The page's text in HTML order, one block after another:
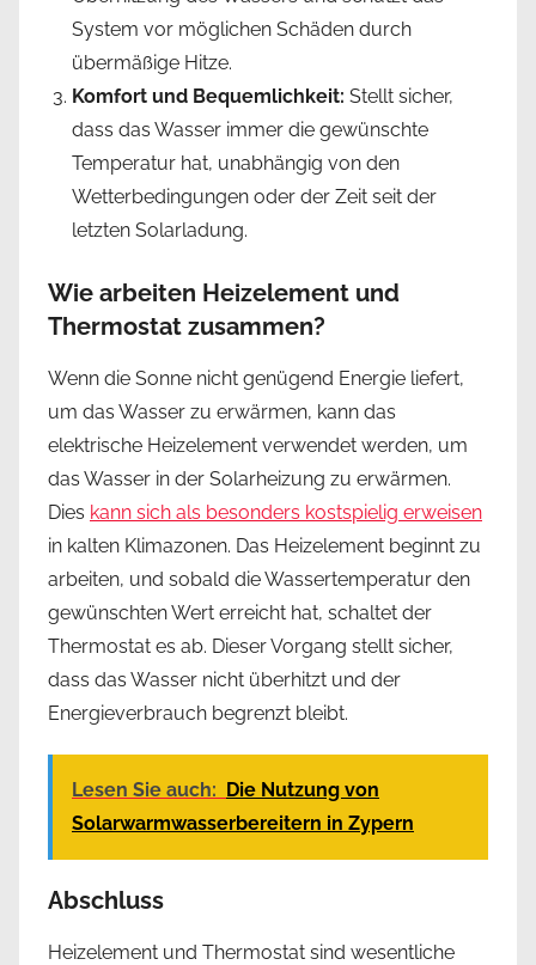
System vor möglichen Schäden durch
übermäßige Hitze.
Komfort und Bequemlichkeit: Stellt sicher,
dass das Wasser immer die gewünschte
Temperatur hat, unabhängig von den
Wetterbedingungen oder der Zeit seit der
letzten Solarladung.
Wie arbeiten Heizelement und
Thermostat zusammen?
Wenn die Sonne nicht genügend Energie liefert,
um das Wasser zu erwärmen, kann das
elektrische Heizelement verwendet werden, um
das Wasser in der Solarheizung zu erwärmen.
Dies kann sich als besonders kostspielig erweisen
in kalten Klimazonen. Das Heizelement beginnt zu
arbeiten, und sobald die Wassertemperatur den
gewünschten Wert erreicht hat, schaltet der
Thermostat es ab. Dieser Vorgang stellt sicher,
dass das Wasser nicht überhitzt und der
Energieverbrauch begrenzt bleibt.
Lesen Sie auch: Die Nutzung von
Solarwarmwasserbereitern in Zypern
Abschluss
Heizelement und Thermostat sind wesentliche